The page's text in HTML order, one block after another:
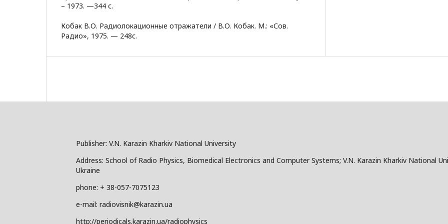
– 1973. —344 с.
Кобак В.О. Радиолокационные отражатели / В.О. Кобак. М.: «Сов.
Радио», 1975. — 248с.
Publisher: V.N. Karazin Kharkiv National University
Address: School of Radio Physics, Biomedical Electronics and Computer Systems; V.N. Karazin Kharkiv National
Ukraine
phone: + 38-057-7075123
e-mail: radiovisnik@karazin.ua
http://periodicals.karazin.ua/radiophysics